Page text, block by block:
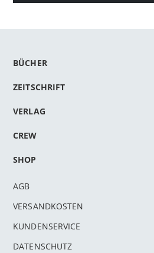
BÜCHER
ZEITSCHRIFT
VERLAG
CREW
SHOP
AGB
VERSANDKOSTEN
KUNDENSERVICE
DATENSCHUTZ